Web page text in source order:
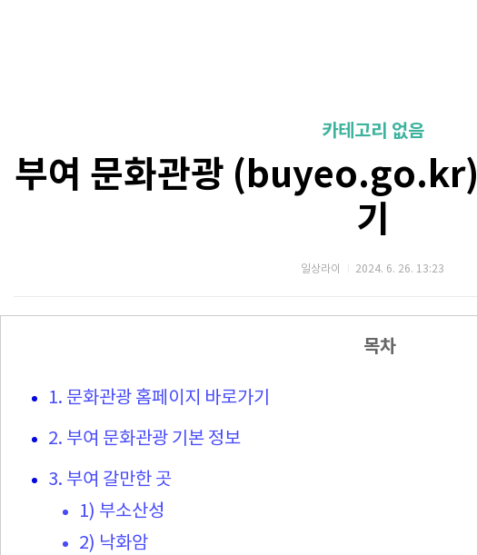
카테고리 없음
부여 문화관광 (buyeo.go.kr)
기
일상라이 2024. 6. 26. 13:23
목차
1. 문화관광 홈페이지 바로가기
2. 부여 문화관광 기본 정보
3. 부여 갈만한 곳
1) 부소산성
2) 낙화암